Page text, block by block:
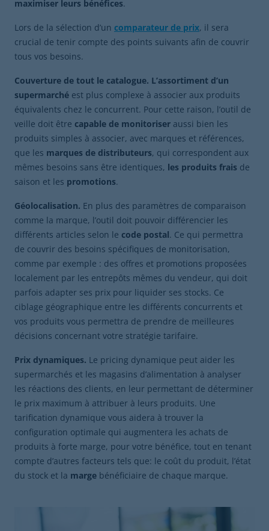
maximiser leurs bénéfices.
Lors de la sélection d’un comparateur de prix, il sera
crucial de tenir compte des points suivants afin de couvrir
tous vos besoins.
Couverture de tout le catalogue. L’assortiment d’un
supermarché est plus complexe à associer aux produits
équivalents chez le concurrent. Pour cette raison, l’outil de
veille doit être capable de monitoriser aussi bien les
produits simples à associer, avec marques et références,
que les marques de distributeurs, qui correspondent aux
mêmes besoins sans être identiques, les produits frais de
saison et les promotions.
Géolocalisation. En plus des paramètres de comparaison
comme la marque, l’outil doit pouvoir différencier les
différents articles selon le code postal. Ce qui permettra
de couvrir des besoins spécifiques de monitorisation,
comme par exemple : des offres et promotions proposées
localement par les entrepôts mêmes du vendeur, qui doit
parfois adapter ses prix pour liquider ses stocks. Ce
ciblage géographique entre les différents concurrents et
vos produits vous permettra de prendre de meilleures
décisions concernant votre stratégie tarifaire.
Prix dynamiques. Le pricing dynamique peut aider les
supermarchés et les magasins d’alimentation à analyser
les réactions des clients, en leur permettant de déterminer
le prix maximum à attribuer à leurs produits. Une
tarification dynamique vous aidera à trouver la
configuration optimale qui augmentera les achats de
produits à forte marge, pour votre bénéfice, tout en tenant
compte d’autres facteurs tels que: le coût du produit, l’état
du stock et la marge bénéficiaire de chaque marque.